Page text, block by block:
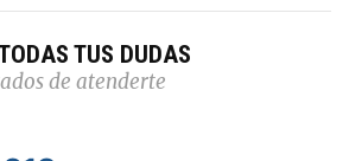
TUS DUDAS
de atenderte